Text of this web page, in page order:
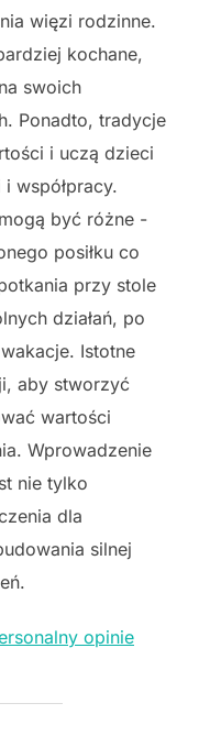
więzi rodzinne.
kochane,
swoich
Ponadto, tradycje
i uczą dzieci
współpracy.
być różne -
posiłku co
przy stole
działań, po
Istotne
aby stworzyć
wartości
Wprowadzenie
nie tylko
dla
silnej
opinie